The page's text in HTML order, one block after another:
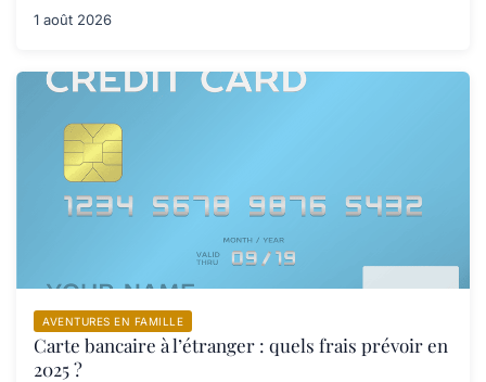
1 août 2026
AVENTURES EN FAMILLE
Carte bancaire à l’étranger : quels frais prévoir en
2025 ?